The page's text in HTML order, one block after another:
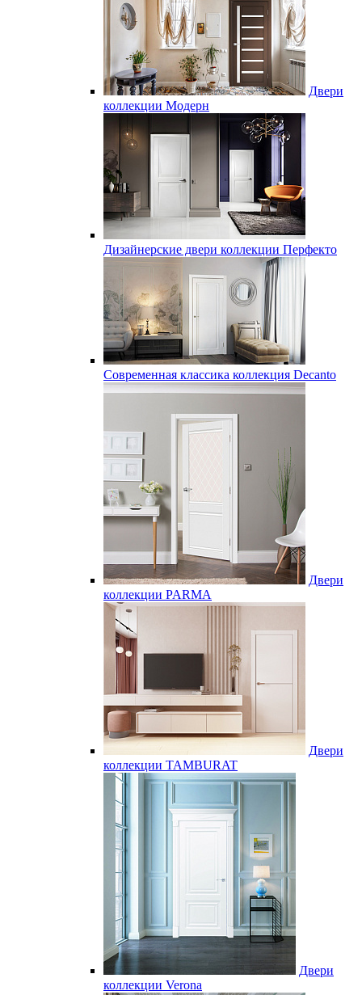
Двери
коллекции Модерн
Дизайнерские двери коллекции Перфекто
Современная классика коллекция Decanto
Двери
коллекции PARMA
Двери
коллекции TAMBURAT
Двери
коллекции Verona